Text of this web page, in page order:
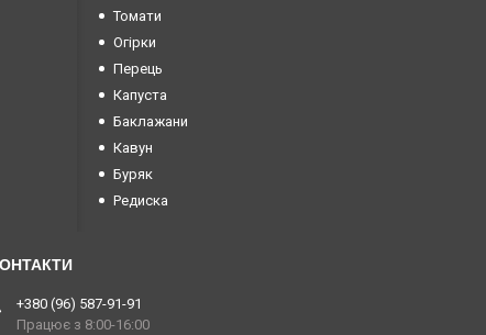
Томати
Огірки
Перець
Капуста
Баклажани
Кавун
Буряк
Редиска
+380 (96) 587-91-91
Працює з 8:00-16:00